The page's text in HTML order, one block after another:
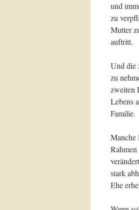
und
zu
Mutter
auftritt.
Und die
zu
zweiten
Lebens
Familie.
Manche
stark
Ehe